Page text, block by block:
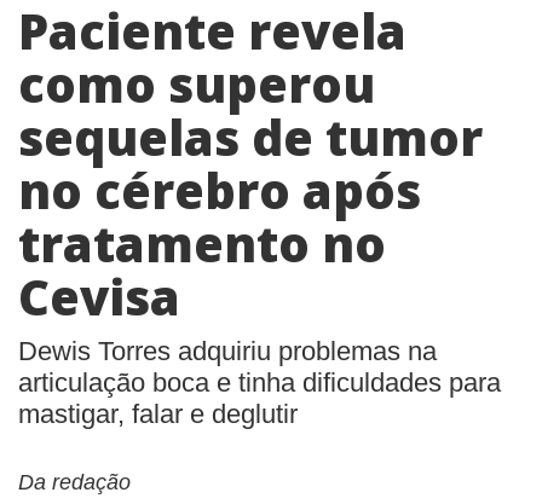
NOTÍCIAS
LISTA DIGITAL
TELEFONES ÚTEIS
CONTATO
ANUNCIE
Paciente revela
como superou
sequelas de tumor
no cérebro após
tratamento no
Cevisa
Dewis Torres adquiriu problemas na
articulação boca e tinha dificuldades para
mastigar, falar e deglutir
Da redação